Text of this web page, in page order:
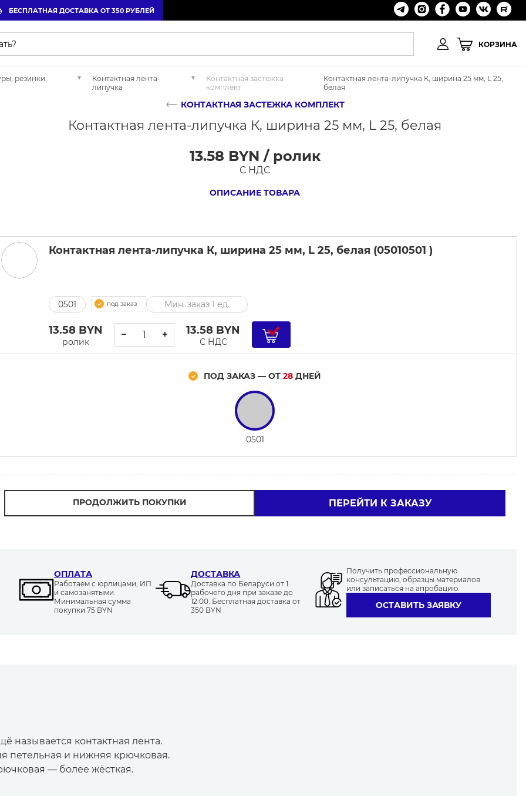
БЕСПЛАТНАЯ ДОСТАВКА ОТ 350 РУБЛЕЙ
КОРЗИНА
резинки,
Контактная лента-
липучка
Контактная застежка
комплект
Контактная лента-липучка К, ширина 25 мм, L 25,
белая
КОНТАКТНАЯ ЗАСТЕЖКА КОМПЛЕКТ
Контактная лента-липучка К, ширина 25 мм, L 25, белая
13.58 BYN / ролик
С НДС
ОПИСАНИЕ ТОВАРА
Контактная лента-липучка К, ширина 25 мм, L 25, белая (05010501 )
0501 под заказ Мин. заказ 1 ед.
13.58 BYN
ролик
− + 13.58 BYN
С НДС
ПОД ЗАКАЗ — ОТ 28 ДНЕЙ
0501
ПРОДОЛЖИТЬ ПОКУПКИ ПЕРЕЙТИ К ЗАКАЗУ
ОПЛАТА
Работаем с юрлицами, ИП
и самозанятыми.
Минимальная сумма
покупки 75 BYN
ДОСТАВКА
Доставка по Беларуси от 1
рабочего дня при заказе до
12:00. Бесплатная доставка от
350 BYN
Получить профессиональную
консультацию, образцы материалов
или записаться на апробацию.
ОСТАВИТЬ ЗАЯВКУ
называется контактная лента.
петельная и нижняя крючковая.
— более жёсткая.